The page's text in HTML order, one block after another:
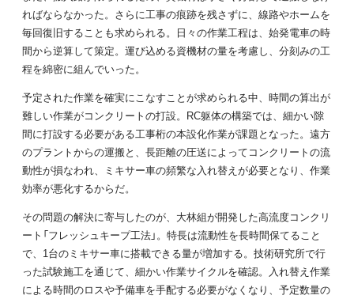
ればならなかった。さらに工事の痕跡を残さずに、線路やホームを
毎回復旧することも求められる。日々の作業工程は、始発電車の時
間から逆算して策定。運び込める資機材の量を考慮し、分刻みの工
程を綿密に組んでいった。
予定された作業を確実にこなすことが求められる中、時間の算出が
難しい作業がコンクリートの打設。RC躯体の構築では、細かい隙
間に打設する必要がある工事桁の本設化作業が課題となった。遠方
のプラントからの運搬と、長距離の圧送によってコンクリートの流
動性が損なわれ、ミキサー車の頻繁な入れ替えが必要となり、作業
効率が悪化するからだ。
その問題の解決に寄与したのが、大林組が開発した高流度コンクリ
ート「フレッシュキープ工法」。特長は流動性を長時間保てること
で、1台のミキサー車に搭載できる量が増加する。技術研究所で行
った試験施工を通じて、細かい作業サイクルを確認。入れ替え作業
による時間のロスや予備車を手配する必要がなくなり、予定数量の